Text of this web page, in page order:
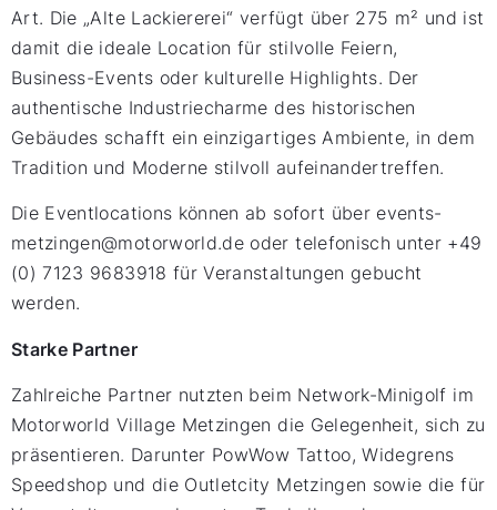
Art. Die „Alte Lackiererei“ verfügt über 275 m² und ist
damit die ideale Location für stilvolle Feiern,
Business-Events oder kulturelle Highlights. Der
authentische Industriecharme des historischen
Gebäudes schafft ein einzigartiges Ambiente, in dem
Tradition und Moderne stilvoll aufeinandertreffen.
Die Eventlocations können ab sofort über events-
metzingen@motorworld.de oder telefonisch unter +49
(0) 7123 9683918 für Veranstaltungen gebucht
werden.
Starke Partner
Zahlreiche Partner nutzten beim Network-Minigolf im
Motorworld Village Metzingen die Gelegenheit, sich zu
präsentieren. Darunter PowWow Tattoo, Widegrens
Speedshop und die Outletcity Metzingen sowie die für